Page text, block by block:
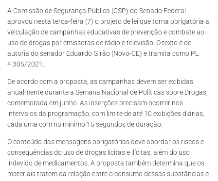
A Comissão de Segurança Pública (CSP) do Senado Federal
aprovou nesta terça-feira (7) o projeto de lei que torna obrigatória a
veiculação de campanhas educativas de prevenção e combate ao
uso de drogas por emissoras de rádio e televisão. O texto é de
autoria do senador Eduardo Girão (Novo-CE) e tramita como PL
4.305/2021.
De acordo com a proposta, as campanhas devem ser exibidas
anualmente durante a Semana Nacional de Políticas sobre Drogas,
comemorada em junho. As inserções precisam ocorrer nos
intervalos da programação, com limite de até 10 exibições diárias,
cada uma com no mínimo 15 segundos de duração.
O conteúdo das mensagens obrigatórias deve abordar os riscos e
consequências do uso de drogas lícitas e ilícitas, além do uso
indevido de medicamentos. A proposta também determina que os
materiais tratem da relação entre o consumo dessas substâncias e